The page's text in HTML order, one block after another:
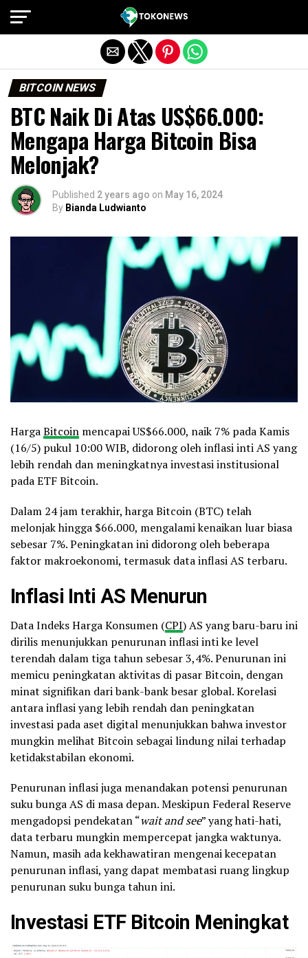
BITCOIN NEWS
BTC Naik Di Atas US$66.000:
Mengapa Harga Bitcoin Bisa
Melonjak?
Published 2 years ago on May 16, 2024
By Bianda Ludwianto
HargaBitcoin mencapai US$66.000, naik 7% pada Kamis
(16/5) pukul 10:00 WIB, didorong oleh inflasi inti AS yang
lebih rendah dan meningkatnya investasi institusional
pada ETF Bitcoin.
Dalam 24 jam terakhir, harga Bitcoin (BTC) telah
melonjak hingga $66.000, mengalami kenaikan luar biasa
sebesar 7%. Peningkatan ini didorong oleh beberapa
faktor makroekonomi, termasuk data inflasi AS terbaru.
Inflasi Inti AS Menurun
Data Indeks Harga Konsumen (CPI) AS yang baru-baru ini
dirilis menunjukkan penurunan inflasi inti ke level
terendah dalam tiga tahun sebesar 3,4%. Penurunan ini
memicu peningkatan aktivitas di pasar Bitcoin, dengan
minat signifikan dari bank-bank besar global. Korelasi
antara inflasi yang lebih rendah dan peningkatan
investasi pada aset digital menunjukkan bahwa investor
mungkin melihat Bitcoin sebagai lindung nilai terhadap
ketidakstabilan ekonomi.
Penurunan inflasi juga menandakan potensi penurunan
suku bunga AS di masa depan. Meskipun Federal Reserve
mengadopsi pendekatan “wait and see” yang hati-hati,
data terbaru mungkin mempercepat jangka waktunya.
Namun, masih ada kekhawatiran mengenai kecepatan
penurunan inflasi, yang dapat membatasi ruang lingkup
penurunan suku bunga tahun ini.
Investasi ETF Bitcoin Meningkat
Exit mobile version